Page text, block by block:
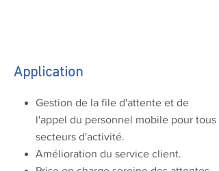
Application
Gestion de la file d'attente et de
l'appel du personnel mobile pour tous
secteurs d'activité.
Amélioration du service client.